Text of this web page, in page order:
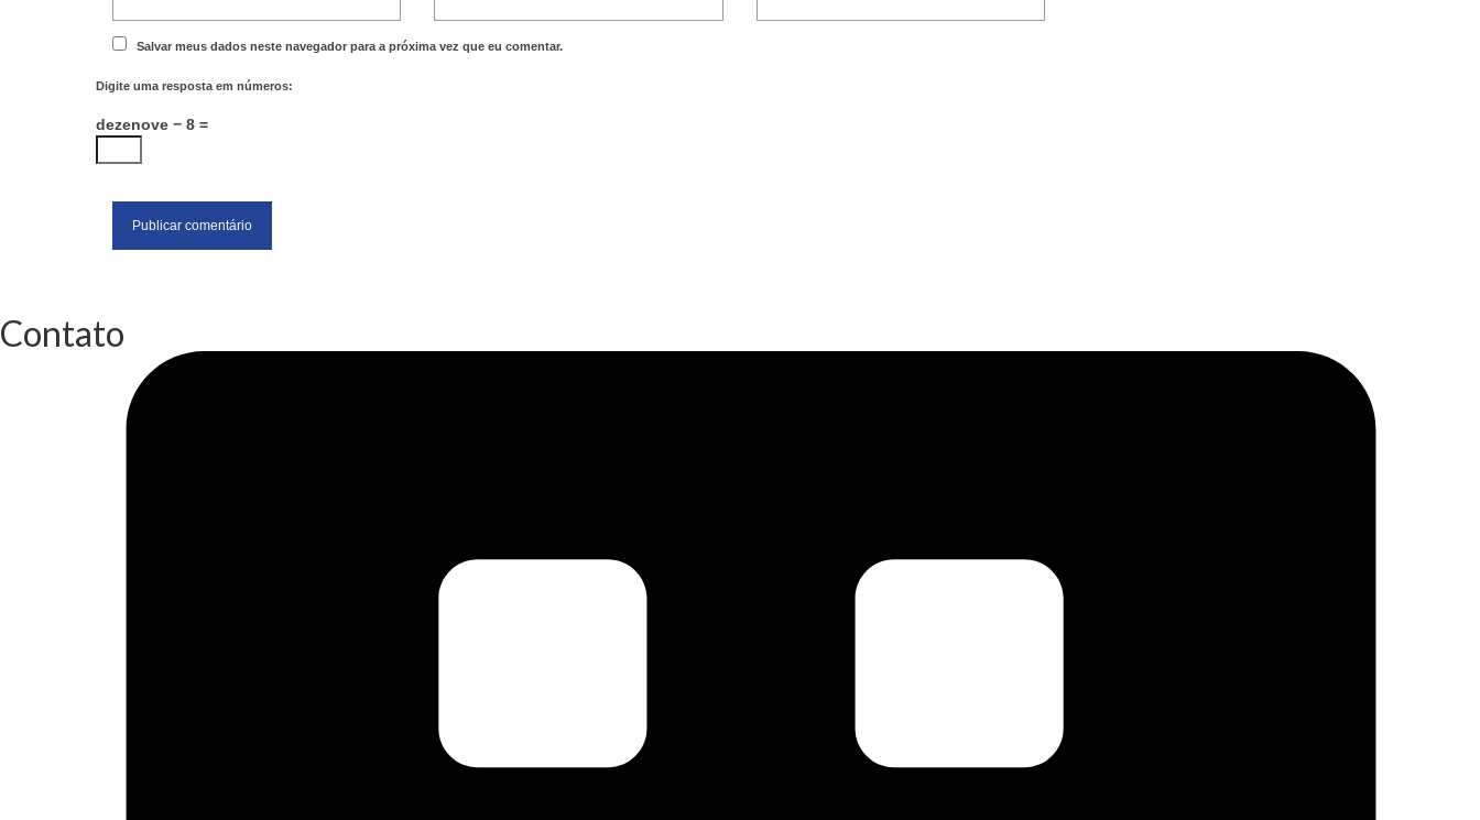
Salvar meus dados neste navegador para a próxima vez que eu comentar.
Digite uma resposta em números:
dezenove − 8 =
Contato